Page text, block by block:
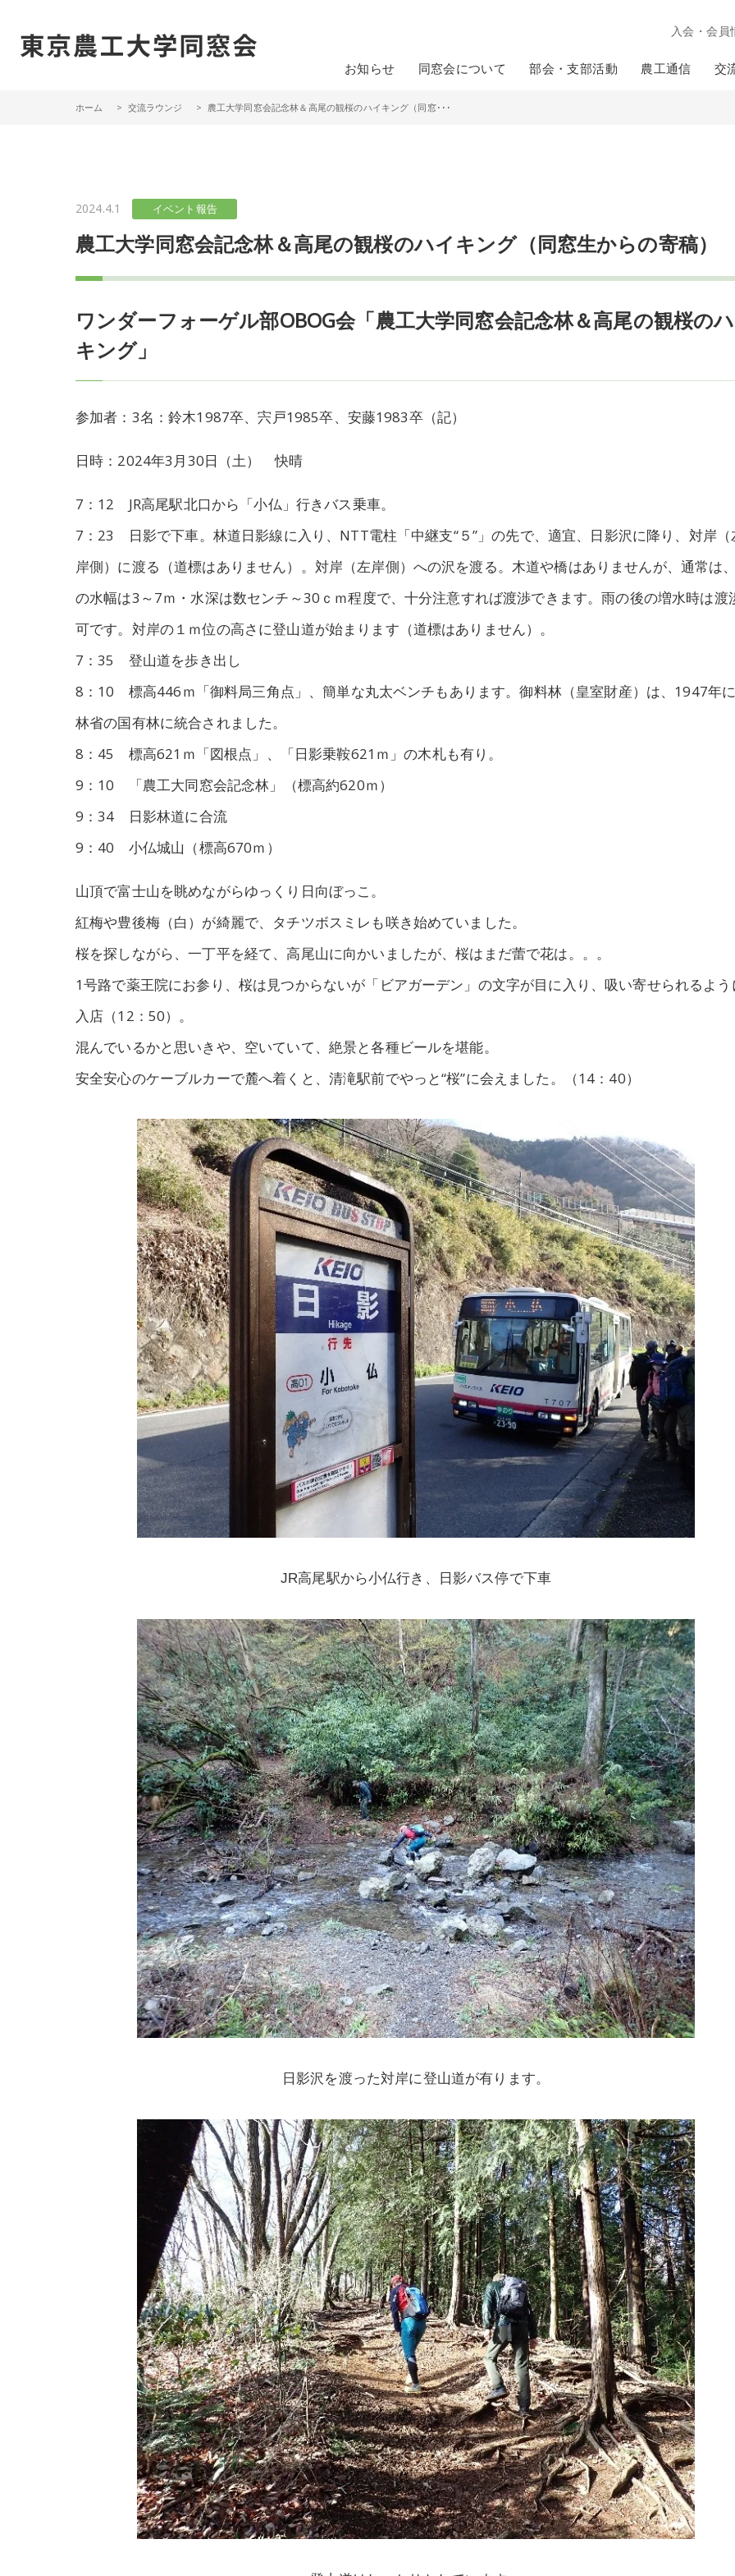
入会・会員
お知らせ 同窓会について 部会・支部活動 農工通信 交
ホーム 交流ラウンジ 農工大学同窓会記念林＆高尾の観桜のハイキング（同窓･･･
2024.4.1 イベント報告
農工大学同窓会記念林＆高尾の観桜のハイキング（同窓生からの寄稿）
ワンダーフォーゲル部OBOG会「農工大学同窓会記念林＆高尾の観桜の
キング」
参加者：3名：鈴木1987卒、宍戸1985卒、安藤1983卒（記）
日時：2024年3月30日（土） 快晴
7：12 JR高尾駅北口から「小仏」行きバス乗車。
7：23 日影で下車。林道日影線に入り、NTT電柱「中継支“５”」の先で、適宜、日影沢に降り、対岸（
岸側）に渡る（道標はありません）。対岸（左岸側）への沢を渡る。木道や橋はありませんが、通常は
の水幅は3～7ｍ・水深は数センチ～30ｃｍ程度で、十分注意すれば渡渉できます。雨の後の増水時は渡
可です。対岸の１ｍ位の高さに登山道が始まります（道標はありません）。
7：35 登山道を歩き出し
8：10 標高446ｍ「御料局三角点」、簡単な丸太ベンチもあります。御料林（皇室財産）は、1947年
林省の国有林に統合されました。
8：45 標高621ｍ「図根点」、「日影乗鞍621ｍ」の木札も有り。
9：10 「農工大同窓会記念林」（標高約620ｍ）
9：34 日影林道に合流
9：40 小仏城山（標高670ｍ）
山頂で富士山を眺めながらゆっくり日向ぼっこ。
紅梅や豊後梅（白）が綺麗で、タチツボスミレも咲き始めていました。
桜を探しながら、一丁平を経て、高尾山に向かいましたが、桜はまだ蕾で花は。。。
1号路で薬王院にお参り、桜は見つからないが「ビアガーデン」の文字が目に入り、吸い寄せられるよう
入店（12：50）。
混んでいるかと思いきや、空いていて、絶景と各種ビールを堪能。
安全安心のケーブルカーで麓へ着くと、清滝駅前でやっと“桜”に会えました。（14：40）
JR高尾駅から小仏行き、日影バス停で下車
日影沢を渡った対岸に登山道が有ります。